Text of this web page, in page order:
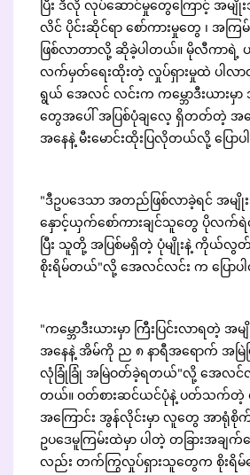
ပြီး ဒီလို လုပ်ဆောင်မှုတွေကြောင့် အမျို
လိင် ပိုင်းဆိုင်ရာ စော်ကားမှုတွေ ၊ အက
ဖြစ်လာတာလို့ ဆိုခဲ့ပါတယ်။ မိုလီကာရဲ့ ပ
လက်မှတ်ရေးထိုးတဲ့ လှုပ်ရှားမှုထဲ ပါလ
ရွယ် အေလင် လင်းက ကမ္ဘောဒီးယားမှာ
တွေအပေါ် အပြစ်ပုံချလေ့ ရှိတတ်တဲ့
အနေနဲ့ မီးမောင်းထိုးပြလိုတယ်လို့ ပြော
"ဒီဥပဒေသာ အတည်ဖြစ်လာခဲ့ရင် အမ
နှောင့်ယှက်စော်ကားချင်သူတွေ ပိုလက်ရဲ
ပြီး သူတို့ အပြစ်မရှိတဲ့ ပုံမျိုးနဲ့ ကိုယ်လွတ်
စိုးရိမ်တယ်"လို့ အေလင်လင်း က ပြောပ
"ကမ္ဘောဒီးယားမှာ ကြီးပြင်းလာရတဲ့ အ
အနေနဲ့ အိမ်ကို ည ၈ နာရီအရောက် အမြဲပ
လုံခြုံခြုံ အမြဲဝတ်ခဲ့ရတယ်"လို့ အေလင်လင်
တယ်။ ဝတ်စားဆင်ယင်ပုံနဲ့ ပတ်သက်တဲ့
အကြောင်း အွန်လိုင်းမှာ လူတွေ အာရုံစိုက်
ဥပဒေမူကြမ်းထဲမှာ ပါတဲ့ တခြားအ
လည်း တက်ကြွလှုပ်ရှားသူတွေက စိုးရိမ်